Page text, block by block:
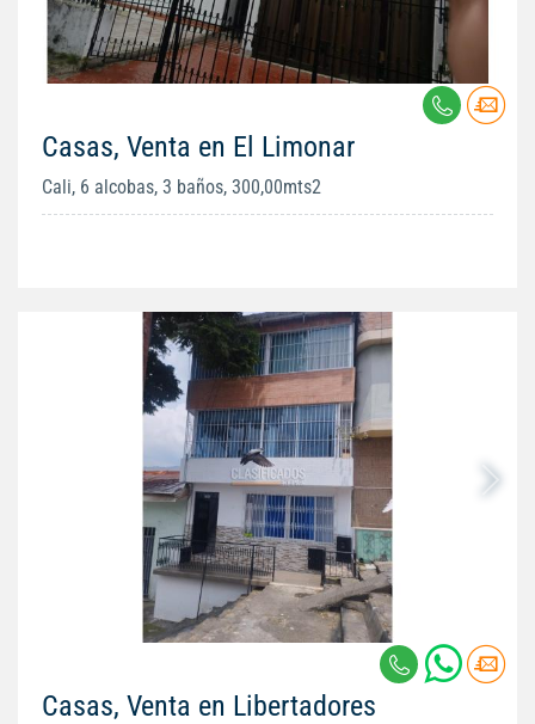
Casas, Venta en El Limonar
Cali, 6 alcobas, 3 baños, 300,00mts2
Casas, Venta en Libertadores